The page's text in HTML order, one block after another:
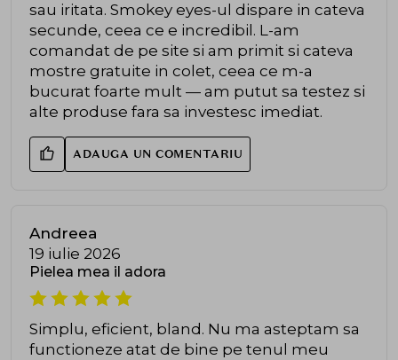
sau iritata. Smokey eyes-ul dispare in cateva
secunde, ceea ce e incredibil. L-am
comandat de pe site si am primit si cateva
mostre gratuite in colet, ceea ce m-a
bucurat foarte mult — am putut sa testez si
alte produse fara sa investesc imediat.
ADAUGA UN COMENTARIU
Andreea
19 iulie 2026
Pielea mea il adora
Simplu, eficient, bland. Nu ma asteptam sa
functioneze atat de bine pe tenul meu